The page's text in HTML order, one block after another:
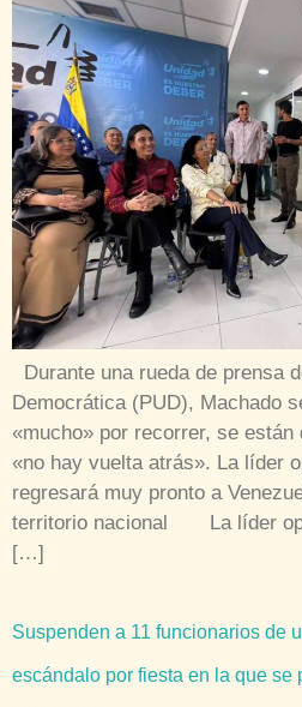
Durante una rueda de prensa
Democrática (PUD), Machado
«mucho» por recorrer, se
«no hay vuelta atrás». La líder
regresará muy pronto a
territorio nacional La líder
[…]
Suspenden a 11 funcionarios de
escándalo por fiesta en la que se